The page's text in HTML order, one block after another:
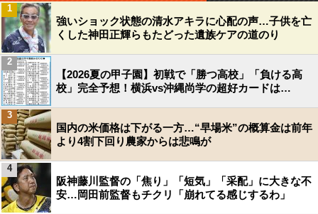
強いショック状態の清水アキラに心配の声…子供を亡
くした神田正輝らもたどった遺族ケアの道のり
1
【2026夏の甲子園】初戦で「勝つ高校」「負ける高
校」完全予想！横浜vs沖縄尚学の超好カードは…
2
国内の米価格は下がる一方…“早場米”の概算金は前年
より4割下回り農家からは悲鳴が
3
阪神藤川監督の「焦り」「短気」「采配」に大きな不
安…岡田前監督もチクリ「崩れてる感じするわ」
4